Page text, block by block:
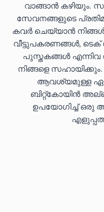
വാങ്ങാൻ കഴിയും.
സേവനങ്ങളുടെ
കവർ ചെയ്യാൻ
വീട്ടുപകരണങ്ങൾ,
പുസ്തകങ്ങൾ
നിങ്ങളെ
ആവശ്യമുള്ള ഏത്
ബിറ്റ്കോയിൻ
ഉപയോഗിച്ച് ഒരു